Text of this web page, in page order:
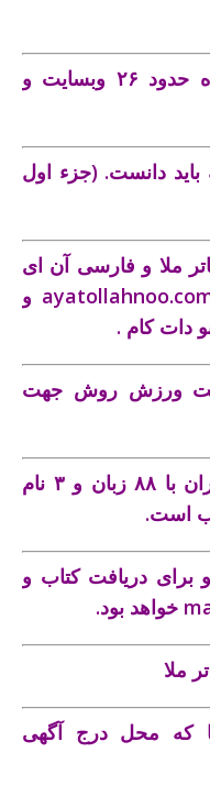
وبسايت اعلی وبگاه حدود ۲۶ وبسايت و
دانست. (جزء اول
ملا و فارسی آن ای
و
دات کام .
ورزش روش جهت
وبسايت فکريران با ۸۸ زبان و ۳ نام
است.
برای دريافت کتاب و
خواهد بود.
که محل درج آگهی